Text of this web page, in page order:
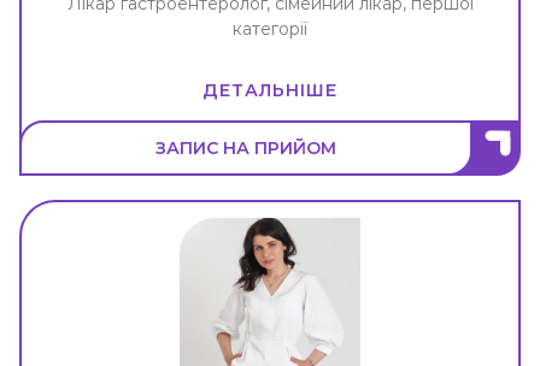
категорії
ДЕТАЛЬНІШЕ
ЗАПИС НА ПРИЙОМ